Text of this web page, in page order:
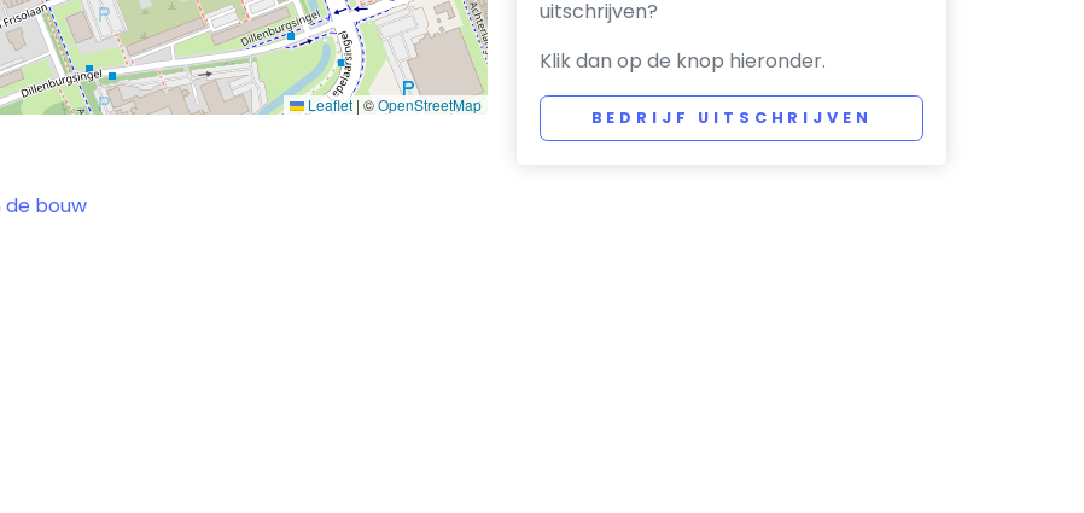
Leaflet | ©OpenStreetMap
bouw
uitschrijven?
Klik dan op de knop hieronder.
BEDRIJF UITSCHRIJVEN